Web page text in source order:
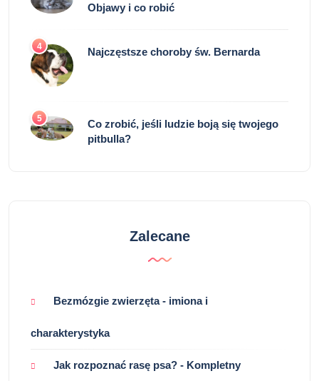
Objawy i co robić
4 Najczęstsze choroby św. Bernarda
5
Co zrobić, jeśli ludzie boją się twojego
pitbulla?
Zalecane
Bezmózgie zwierzęta - imiona i
charakterystyka
Jak rozpoznać rasę psa? - Kompletny